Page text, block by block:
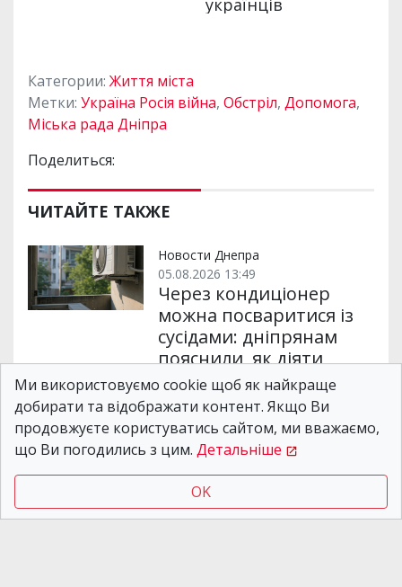
Категории: Життя міста
Метки: Україна Росія війна, Обстріл, Допомога,
Міська рада Дніпра
Поделиться:
ЧИТАЙТЕ ТАКЖЕ
Новости Днепра
05.08.2026 13:49
Через кондиціонер
можна посваритися із
сусідами: дніпрянам
пояснили, як діяти
Новости Днепра
07.08.2026 19:43
У Дніпрі на місяць
планують звузити
проїзну частину на
вулиці Передовій
Ми використовуємо cookie щоб як найкраще
добирати та відображати контент. Якщо Ви
продовжуєте користуватись сайтом, ми вважаємо,
що Ви погодились з цим. Детальніше
OK